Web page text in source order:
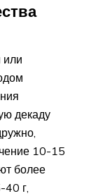
или
декаду
10-15
более
40 г,